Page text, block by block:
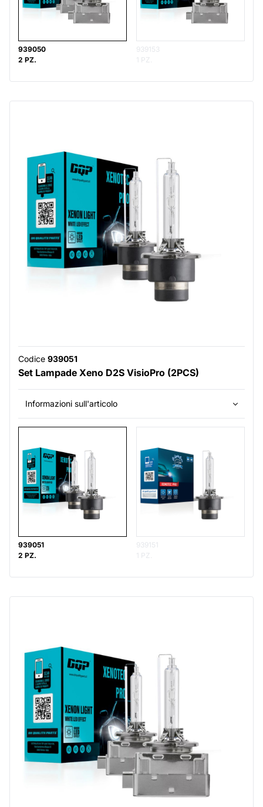
939050
2 PZ.
939153
1 PZ.
Codice 939051
Set Lampade Xeno D2S VisioPro (2PCS)
Informazioni sull'articolo
939051
2 PZ.
939151
1 PZ.